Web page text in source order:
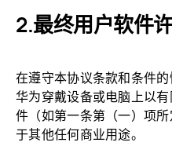
最终用户软件
在遵守本协议条款和条件
华为穿戴设备或电脑上以
件（如第一条第（一）项
于其他任何商业用途。